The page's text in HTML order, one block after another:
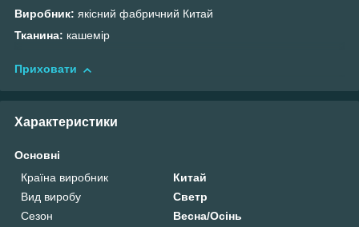
Виробник: якісний фабричний Китай
Тканина: кашемір
Приховати
Характеристики
Основні
Країна виробник
Китай
Вид виробу
Светр
Сезон
Весна/Осінь